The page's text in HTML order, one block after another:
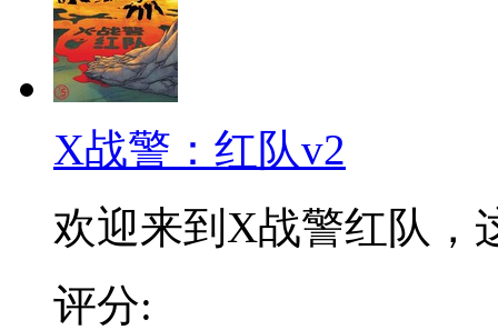
X战警：红队v2
欢迎来到X战警红队
评分: